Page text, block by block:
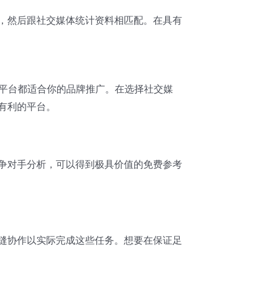
然后跟社交媒体统计资料相匹配。在具有
台都适合你的品牌推广。在选择社交媒
的平台。
对手分析，可以得到极具价值的免费参考
协作以实际完成这些任务。想要在保证足